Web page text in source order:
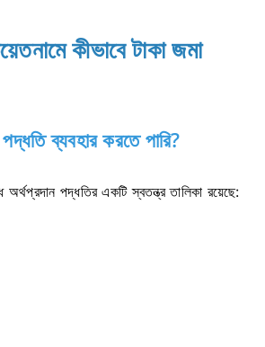
কীভাবে টাকা জমা
ব্যবহার করতে পারি?
পদ্ধতির একটি স্বতন্ত্র তালিকা রয়েছে: